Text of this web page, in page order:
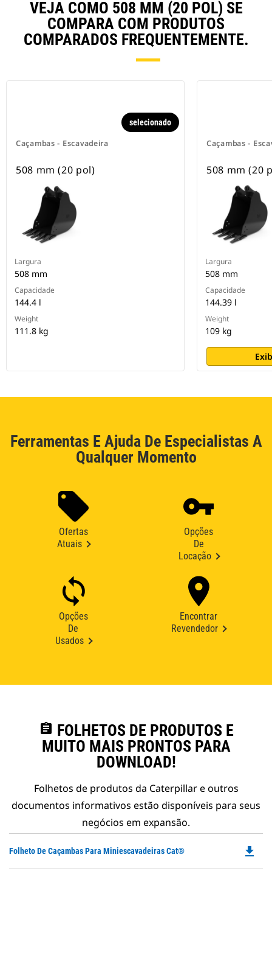
VEJA COMO 508 MM (20 POL) SE
COMPARA COM PRODUTOS
COMPARADOS FREQUENTEMENTE.
Caçambas - Escavadeira
selecionado
508 mm (20 pol)
Largura
508 mm
Capacidade
144.4 l
Weight
111.8 kg
Caçambas -
508 mm (20
Largura
508 mm
Capacidade
144.39 l
Weight
109 kg
Ferramentas E Ajuda De Especialistas A
Qualquer Momento
Ofertas
Atuais
Opções
De
Locação
Opções
De
Usados
Encontrar
Revendedor
assignment FOLHETOS DE PRODUTOS E
MUITO MAIS PRONTOS PARA
DOWNLOAD!
Folhetos de produtos da Caterpillar e outros
documentos informativos estão disponíveis para seus
negócios em expansão.
Folheto De Caçambas Para Miniescavadeiras Cat® file_download